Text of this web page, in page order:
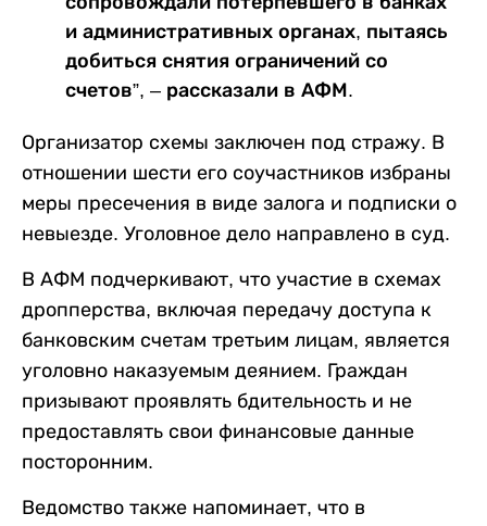
и административных органах, пытаясь
добиться снятия ограничений со
счетов”, – рассказали в АФМ.
Организатор схемы заключен под стражу. В
отношении шести его соучастников избраны
меры пресечения в виде залога и подписки о
невыезде. Уголовное дело направлено в суд.
В АФМ подчеркивают, что участие в схемах
дропперства, включая передачу доступа к
банковским счетам третьим лицам, является
уголовно наказуемым деянием. Граждан
призывают проявлять бдительность и не
предоставлять свои финансовые данные
посторонним.
Ведомство также напоминает, что в